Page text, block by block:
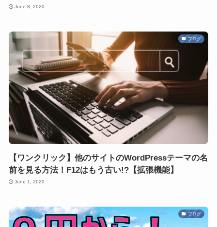
June 8, 2020
ブログ
【ワンクリック】他のサイトのWordPressテーマの名
前を見る方法！F12はもう古い!?【拡張機能】
June 1, 2020
ブログ